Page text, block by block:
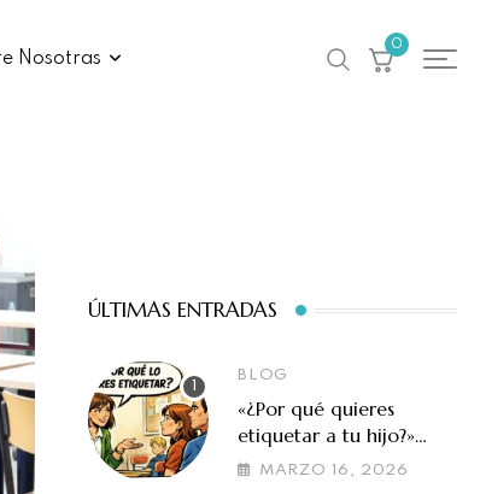
Nosotras
0
ÚLTIMAS ENTRADAS
BLOG
«¿Por qué quieres
etiquetar a tu hijo?»
Cuando la evaluación
MARZO 16, 2026